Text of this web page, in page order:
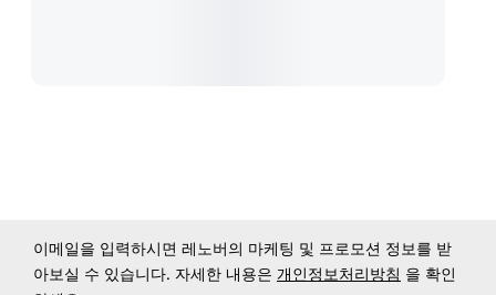
이메일을 입력하시면 레노버의 마케팅 및 프로모션 정보를 받
아보실 수 있습니다. 자세한 내용은 개인정보처리방침 을 확인